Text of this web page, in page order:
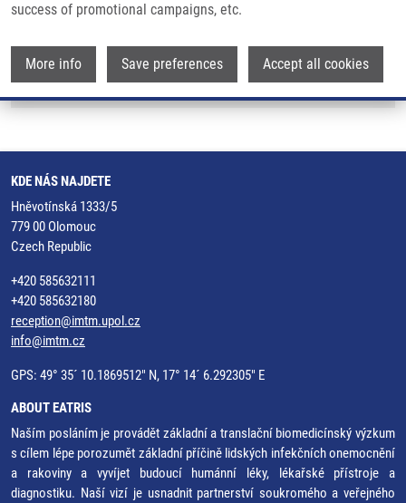
success of promotional campaigns, etc.
More info Save preferences Accept all cookies
Non-ribosomal cyclic peptides: Specific
Mass Spectrometry. 2006, 41(5), 563-576,
ISSN: 1076-5174, PMID:16770826,
KDE NÁS NAJDETE
Hněvotínská 1333/5
779 00 Olomouc
Czech Republic
+420 585632111
+420 585632180
reception@imtm.upol.cz
info@imtm.cz
GPS: 49° 35´ 10.1869512" N, 17° 14´ 6.292305" E
ABOUT EATRIS
Naším posláním je provádět základní a translační biomedicínský výzkum
s cílem lépe porozumět základní příčině lidských infekčních onemocnění
a rakoviny a vyvíjet budoucí humánní léky, lékařské přístroje a
diagnostiku. Naší vizí je usnadnit partnerství soukromého a veřejného